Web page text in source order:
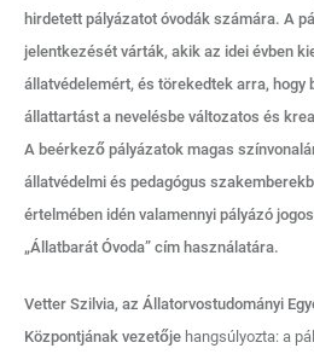
hirdetett pályázatot óvodák számára. A
jelentkezését várták, akik az idei évben
állatvédelemért, és törekedtek arra, hogy
állattartást a nevelésbe változatos és
A beérkező pályázatok magas
állatvédelmi és pedagógus
értelmében idén valamennyi pályázó
„Állatbarát Óvoda” cím használatára.
Vetter Szilvia, az Állatorvostudományi
Központjának vezetője hangsúlyozta: a